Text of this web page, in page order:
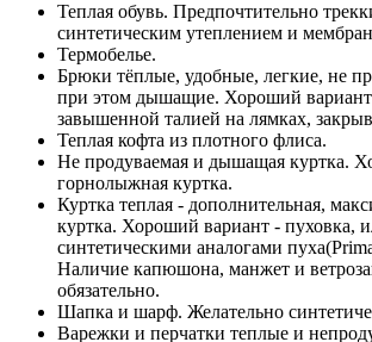
Теплая обувь. Предпочтительно
синтетическим утеплением и
Термобелье.
Брюки тёплые, удобные, легкие, не
при этом дышащие. Хороший вариант
завышенной талией на лямках,
Теплая кофта из плотного флиса.
Не продуваемая и дышащая куртка.
горнолыжная куртка.
Куртка теплая - дополнительная,
куртка. Хороший вариант - пуховка,
синтетическими аналогами
Наличие капюшона, манжет и
обязательно.
Шапка и шарф. Желательно
Варежки и перчатки теплые и